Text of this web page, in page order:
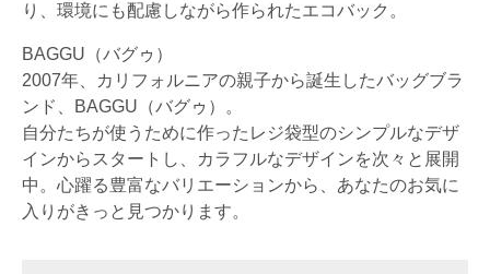
り、環境にも配慮しながら作られたエコバック。
BAGGU（バグゥ）
2007年、カリフォルニアの親子から誕生したバッグブラ
ンド、BAGGU（バグゥ）。
自分たちが使うために作ったレジ袋型のシンプルなデザ
インからスタートし、カラフルなデザインを次々と展開
中。心躍る豊富なバリエーションから、あなたのお気に
入りがきっと見つかります。